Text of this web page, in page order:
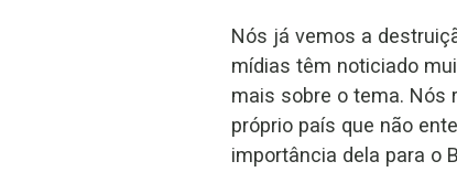
Nós já vemos a
mídias têm noticiado
mais sobre o tema. Nós
próprio país que não
importância dela para o